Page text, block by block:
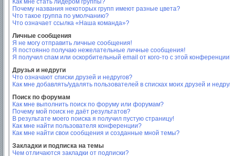
Как мне стать лидером группы?
Почему названия некоторых групп имеют разные цвета?
Что такое группа по умолчанию?
Что означает ссылка «Наша команда»?
Личные сообщения
Я не могу отправить личные сообщения!
Я постоянно получаю нежелательные личные сообщения!
Я получил спам или оскорбительный email от кого-то с этой
Друзья и недруги
Что означают списки друзей и недругов?
Как мне добавлять/удалять пользователей в списках моих друзей и
Поиск по форумам
Как мне выполнить поиск по форуму или форумам?
Почему мой поиск не даёт результатов?
В результате моего поиска я получил пустую страницу!
Как мне найти пользователя конференции?
Как мне найти свои сообщения и созданные мной темы?
Закладки и подписка на темы
Чем отличаются закладки от подписки?